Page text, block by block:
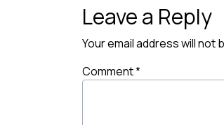
Leave a Reply
Your email address will not
Comment*